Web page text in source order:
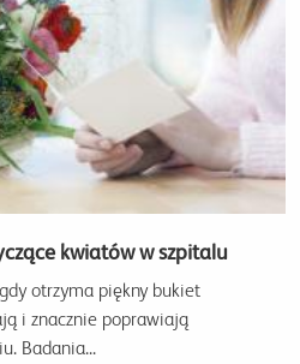
kwiatów w szpitalu
otrzyma piękny bukiet
i znacznie poprawiają
Badania...